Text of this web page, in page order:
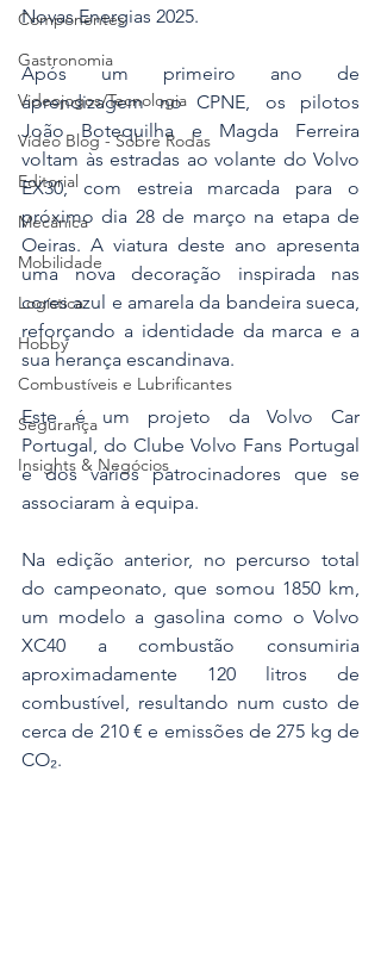
Componentes
Gastronomia
Videojogos/Tecnologia
Vídeo Blog - Sobre Rodas
Editorial
Mecânica
Mobilidade
Logística
Hobby
Combustíveis e Lubrificantes
Segurança
Insights & Negócios
Novas Energias 2025.
Após um primeiro ano de
aprendizagem no CPNE, os pilotos
João Botequilha e Magda Ferreira
voltam às estradas ao volante do Volvo
EX30, com estreia marcada para o
próximo dia 28 de março na etapa de
Oeiras. A viatura deste ano apresenta
uma nova decoração inspirada nas
cores azul e amarela da bandeira sueca,
reforçando a identidade da marca e a
sua herança escandinava.
Este é um projeto da Volvo Car
Portugal, do Clube Volvo Fans Portugal
e dos vários patrocinadores que se
associaram à equipa.
Na edição anterior, no percurso total
do campeonato, que somou 1850 km,
um modelo a gasolina como o Volvo
XC40 a combustão consumiria
aproximadamente 120 litros de
combustível, resultando num custo de
cerca de 210 € e emissões de 275 kg de
CO₂.